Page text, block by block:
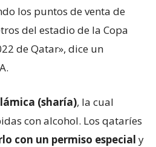
los puntos de venta de
del estadio de la Copa
de Qatar», dice un
(sharía), la cual
con alcohol. Los qataríes
con un permiso especial y